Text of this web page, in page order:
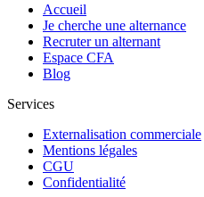
Accueil
Je cherche une alternance
Recruter un alternant
Espace CFA
Blog
Services
Externalisation commerciale
Mentions légales
CGU
Confidentialité